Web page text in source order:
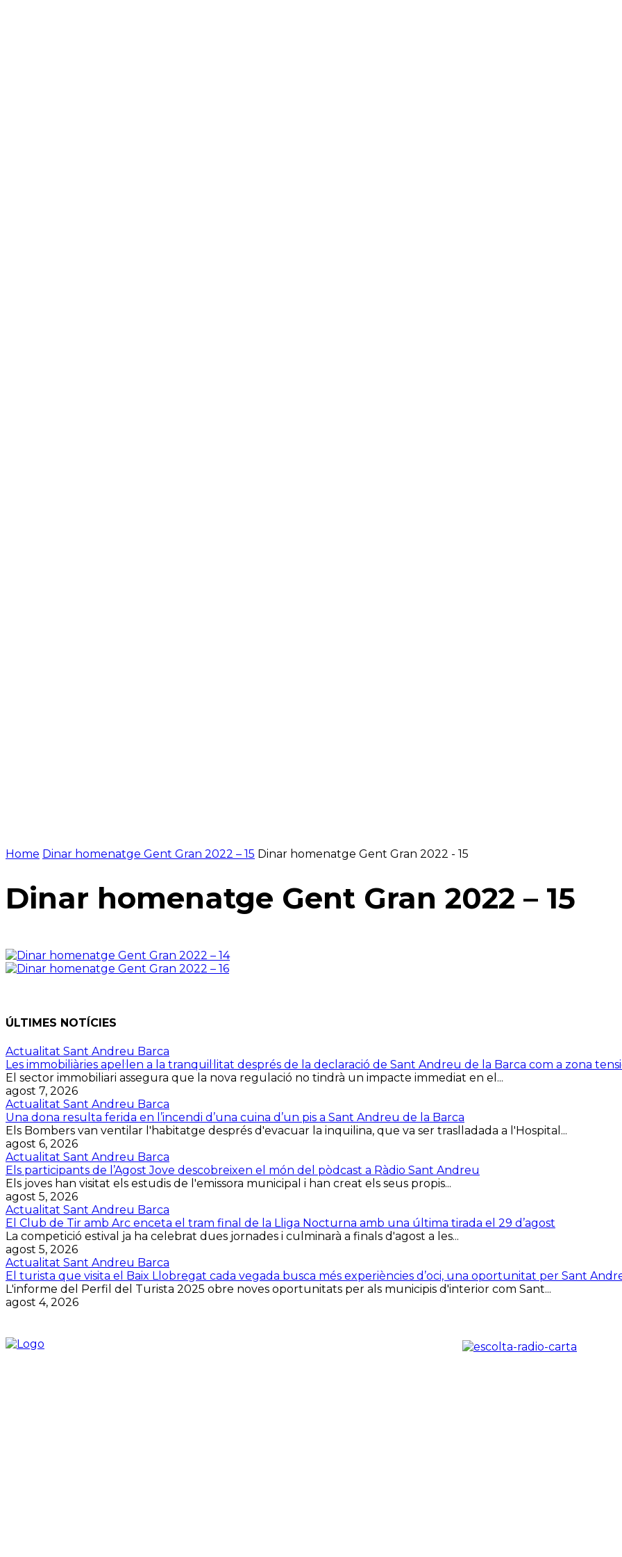
Home Dinar homenatge Gent Gran 2022 – 15 Dinar homenatge Gent Gran 2022 - 15
Dinar homenatge Gent Gran 2022 – 15
ÚLTIMES NOTÍCIES
Actualitat Sant Andreu Barca
Les immobiliàries apel·len a la tranquil·litat després de la declaració de Sant Andreu de la Barca com a zona
El sector immobiliari assegura que la nova regulació no tindrà un impacte immediat en el...
agost 7, 2026
Actualitat Sant Andreu Barca
Una dona resulta ferida en l’incendi d’una cuina d’un pis a Sant Andreu de la Barca
Els Bombers van ventilar l'habitatge després d'evacuar la inquilina, que va ser traslladada a l'Hospital...
agost 6, 2026
Actualitat Sant Andreu Barca
Els participants de l’Agost Jove descobreixen el món del pòdcast a Ràdio Sant Andreu
Els joves han visitat els estudis de l'emissora municipal i han creat els seus propis...
agost 5, 2026
Actualitat Sant Andreu Barca
El Club de Tir amb Arc enceta el tram final de la Lliga Nocturna amb una última tirada el 29 d’agost
La competició estival ja ha celebrat dues jornades i culminarà a finals d'agost a les...
agost 5, 2026
Actualitat Sant Andreu Barca
El turista que visita el Baix Llobregat cada vegada busca més experiències d’oci, una oportunitat per Sant
L'informe del Perfil del Turista 2025 obre noves oportunitats per als municipis d'interior com Sant...
agost 4, 2026